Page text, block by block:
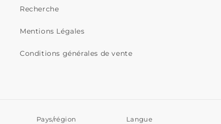
Recherche
Mentions Légales
Conditions générales de vente
Pays/région Langue